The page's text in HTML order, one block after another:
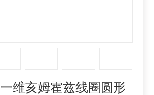
维亥姆霍兹线圈圆形